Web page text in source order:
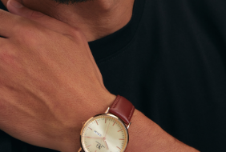
de compra, a nota fiscal será
um dia útil em seu e-mail.